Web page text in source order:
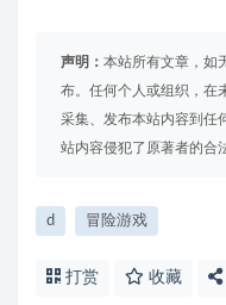
声明： 本站所有文章，如
布。任何个人或组织，在
采集、发布本站内容到任
站内容侵犯了原著者的合
d 冒险游戏
打赏 收藏